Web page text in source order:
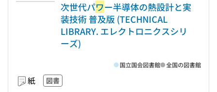
次世代パワー半導体の熱設計と実
装技術 普及版 (TECHNICAL
LIBRARY. エレクトロニクスシリ
ーズ)
紙 図書
国立国会図書館 全国の図書館